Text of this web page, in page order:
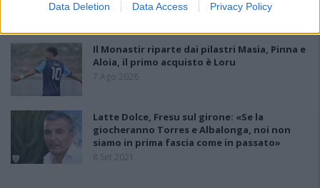
Data Deletion Data Access Privacy Policy
giovani tra i…
Il Monastir riparte dai pilastri Masia, Pinna e
Aloia, il primo acquisto è Loru
7 Ago 2026
Latte Dolce, Fresu sul girone: «Se la
giocheranno Torres e Albalonga, noi non
siamo in prima fascia come in passato»
8 Set 2021